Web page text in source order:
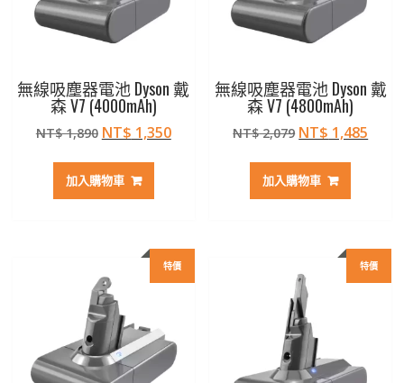
無線吸塵器電池 Dyson 戴
森 V7 (4000mAh)
NT$1,890 原
價
格：
NT$ 1,350目
加入購物車
無線吸塵器電池 Dyson 戴
森 V7 (4800mAh)
NT$2,079 原
價
格：
NT$ 1,485
加入購物車
特價 特價